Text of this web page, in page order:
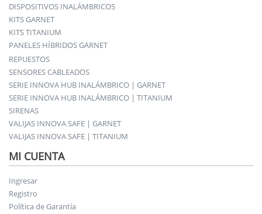
DISPOSITIVOS INALÁMBRICOS
KITS GARNET
KITS TITANIUM
PANELES HÍBRIDOS GARNET
REPUESTOS
SENSORES CABLEADOS
SERIE INNOVA HUB INALÁMBRICO | GARNET
SERIE INNOVA HUB INALÁMBRICO | TITANIUM
SIRENAS
VALIJAS INNOVA SAFE | GARNET
VALIJAS INNOVA SAFE | TITANIUM
MI CUENTA
Ingresar
Registro
Política de Garantía